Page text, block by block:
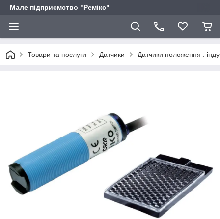
Мале підприємство "Ремікс"
Товари та послуги Датчики Датчики положення :